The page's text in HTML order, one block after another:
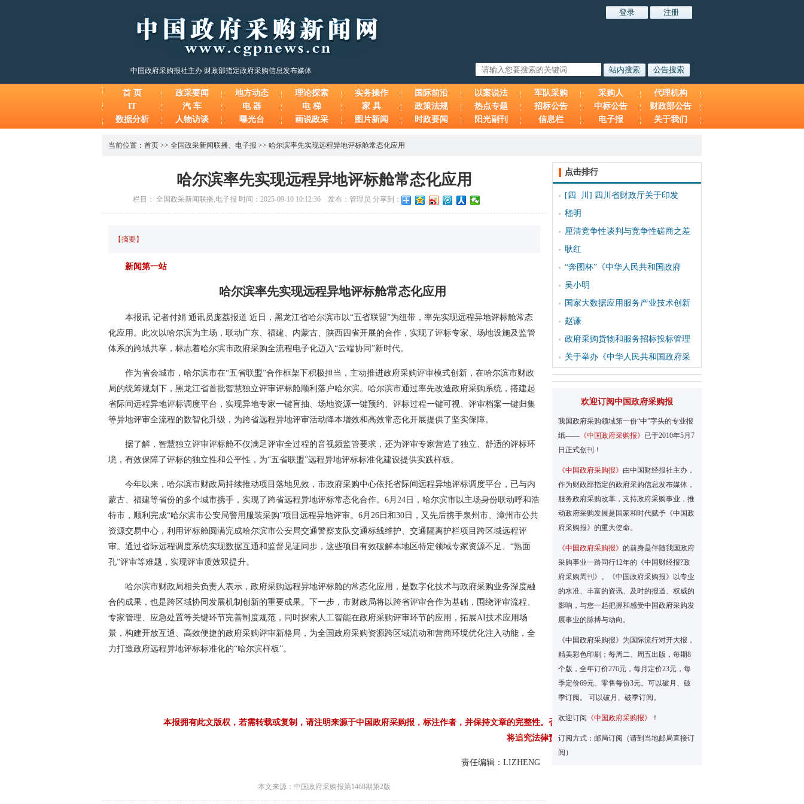
中国政府采购报社主办 财政部指定政府采购信息发布媒体
首 页 政采要闻 地方动态 理论探索 实务操作 国际前沿 以案说法 军队采购 采购人
代理机构
IT
汽 车 电 器 电 梯 家 具 政策法规 热点专题 招标公告 中标公告
财政部公告
数据分析
人物访谈 曝光台 画说政采 图片新闻 时政要闻 阳光副刊 信息栏 电子报 关于我们
当前位置： 首页 >> 全国政采新闻联播、 电子报 >> 哈尔滨率先实现远程异地评标舱常态化应用
哈尔滨率先实现远程异地评标舱常态化应用
栏目： 全国政采新闻联播,电子报 时间：2025-09-10 10:12:36 发布：管理员 分享到：
【摘要】
新闻第一站
哈尔滨率先实现远程异地评标舱常态化应用
本报讯 记者付娟 通讯员庞荔报道 近日，黑龙江省哈尔滨市以“五省联盟”为纽带，率先实现远程异地评标舱常态
化应用。此次以哈尔滨为主场，联动广东、福建、内蒙古、陕西四省开展的合作，实现了评标专家、场地设施及监管
体系的跨域共享，标志着哈尔滨市政府采购全流程电子化迈入“云端协同”新时代。
作为省会城市，哈尔滨市在“五省联盟”合作框架下积极担当，主动推进政府采购评审模式创新，在哈尔滨市财政
局的统筹规划下，黑龙江省首批智慧独立评审评标舱顺利落户哈尔滨。哈尔滨市通过率先改造政府采购系统，搭建起
省际间远程异地评标调度平台，实现异地专家一键盲抽、场地资源一键预约、评标过程一键可视、评审档案一键归集
等异地评审全流程的数智化升级，为跨省远程异地评审活动降本增效和高效常态化开展提供了坚实保障。
据了解，智慧独立评审评标舱不仅满足评审全过程的音视频监管要求，还为评审专家营造了独立、舒适的评标环
境，有效保障了评标的独立性和公平性，为“五省联盟”远程异地评标标准化建设提供实践样板。
今年以来，哈尔滨市财政局持续推动项目落地见效，市政府采购中心依托省际间远程异地评标调度平台，已与内
蒙古、福建等省份的多个城市携手，实现了跨省远程异地评标常态化合作。6月24日，哈尔滨市以主场身份联动呼和浩
特市，顺利完成“哈尔滨市公安局警用服装采购”项目远程异地评审。6月26日和30日，又先后携手泉州市、漳州市公共
资源交易中心，利用评标舱圆满完成哈尔滨市公安局交通警察支队交通标线维护、交通隔离护栏项目跨区域远程评
审。通过省际远程调度系统实现数据互通和监督见证同步，这些项目有效破解本地区特定领域专家资源不足、“熟面
孔”评审等难题，实现评审质效双提升。
哈尔滨市财政局相关负责人表示，政府采购远程异地评标舱的常态化应用，是数字化技术与政府采购业务深度融
合的成果，也是跨区域协同发展机制创新的重要成果。下一步，市财政局将以跨省评审合作为基础，围绕评审流程、
专家管理、应急处置等关键环节完善制度规范，同时探索人工智能在政府采购评审环节的应用，拓展AI技术应用场
景，构建开放互通、高效便捷的政府采购评审新格局，为全国政府采购资源跨区域流动和营商环境优化注入动能，全
力打造政府远程异地评标标准化的“哈尔滨样板”。
本报拥有此文版权，若需转载或复制，请注明来源于中国政府采购报，标注作者，并保持文章的完整性。否则，
将追究法律责任。
责任编辑：LIZHENG
本文来源：中国政府采购报第1468期第2版
点击排行
[四 川] 四川省财政厅关于印发
嵇明
厘清竞争性谈判与竞争性磋商之差
耿红
“奔图杯”《中华人民共和国政府
吴小明
国家大数据应用服务产业技术创新
赵谦
政府采购货物和服务招标投标管理
关于举办《中华人民共和国政府采
欢迎订阅中国政府采购报
我国政府采购领域第一份“中”字头的专业报
纸—— 《中国政府采购报》 已于2010年5月7
日正式创刊！
《中国政府采购报》 由中国财经报社主办，
作为财政部指定的政府采购信息发布媒体，
服务政府采购改革，支持政府采购事业，推
动政府采购发展是国家和时代赋予《中国政
府采购报》的重大使命。
《中国政府采购报》 的前身是伴随我国政府
采购事业一路同行12年的《中国财经报?政
府采购周刊》。《中国政府采购报》以专业
的水准、丰富的资讯、及时的报道、权威的
影响，与您一起把握和感受中国政府采购发
展事业的脉搏与动向。
《中国政府采购报》为国际流行对开大报，
精美彩色印刷；每周二、周五出版，每期8
个版，全年订价276元，每月定价23元，每
季定价69元。零售每份3元。可以破月、破
季订阅。 可以破月、破季订阅。
欢迎订阅 《中国政府采购报》 ！
订阅方式：邮局订阅（请到当地邮局直接订
阅）